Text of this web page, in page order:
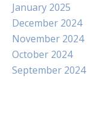
January 2025
December 2024
November 2024
October 2024
September 2024